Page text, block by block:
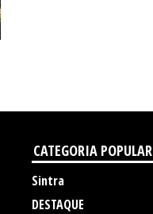
CATEGORIA POPULAR
Sintra
DESTAQUE